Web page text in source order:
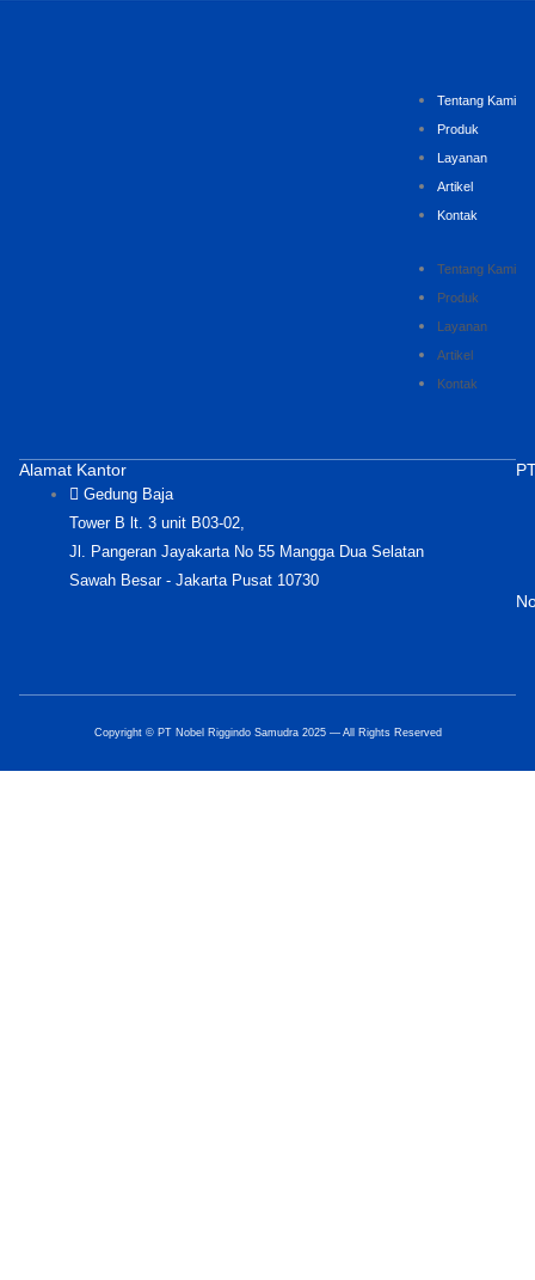
Tentang Kami
Produk
Layanan
Artikel
Kontak
Tentang Kami
Produk
Layanan
Artikel
Kontak
Alamat Kantor
Gedung Baja
Tower B lt. 3 unit B03-02,
Jl. Pangeran Jayakarta No 55 Mangga Dua Selatan
Sawah Besar - Jakarta Pusat 10730
Copyright © PT Nobel Riggindo Samudra 2025 — All Rights Reserved